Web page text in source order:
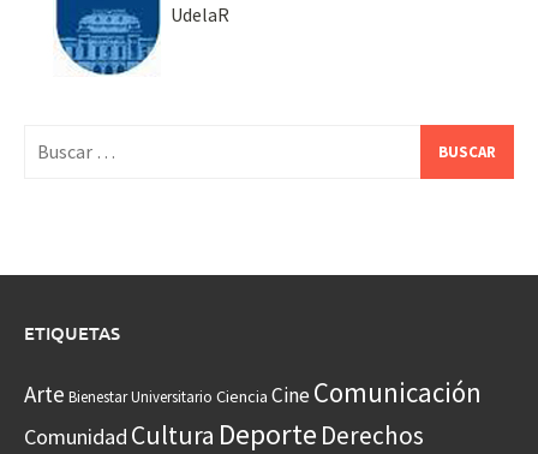
UdelaR
ETIQUETAS
Arte Bienestar Universitario Ciencia CineComunicación
Comunidad Cultura Deporte Derechos